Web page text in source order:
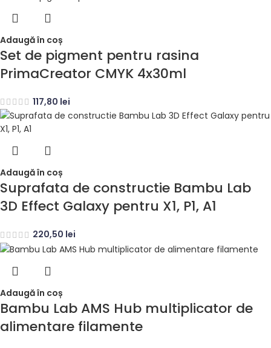
Adaugă în coș
Set de pigment pentru rasina
PrimaCreator CMYK 4x30ml
117,80 lei
Adaugă în coș
Suprafata de constructie Bambu Lab
3D Effect Galaxy pentru X1, P1, A1
220,50 lei
Adaugă în coș
Bambu Lab AMS Hub multiplicator de
alimentare filamente